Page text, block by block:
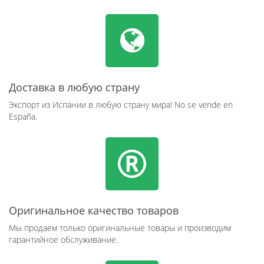
Доставка в любую страну
Экспорт из Испании в любую страну мира! No se vende en
España.
Оригинальное качество товаров
Мы продаем только оригинальные товары и производим
гарантийное обслуживание.